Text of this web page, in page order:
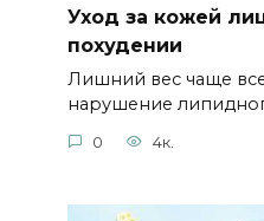
Уход за кожей
похудении
Лишний вес чаще
нарушение
0 4к.